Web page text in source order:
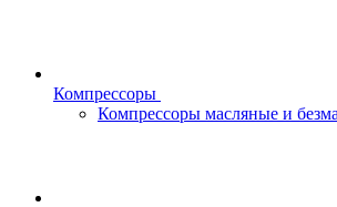
Компрессоры
Компрессоры масляные и